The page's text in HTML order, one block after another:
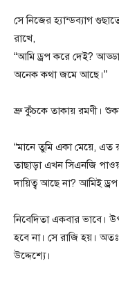
সে নিজের হ্যান্ডব্যাগ
রাখে,
“আমি ড্রপ করে দেই?
অনেক কথা জমে আছে।”
ভ্রু কুঁচকে তাকায় রমণী।
“মানে তুমি একা মেয়ে,
তাছাড়া এখন সিএনজি
দায়িত্ব আছে না? আমিই
নিবেদিতা একবার ভাবে।
হবে না। সে রাজি হয়।
উদ্দেশ্যে।